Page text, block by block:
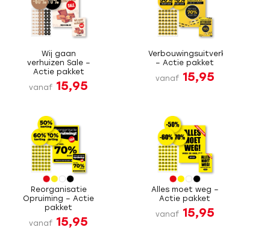
Wij gaan
verhuizen Sale –
Actie pakket
vanaf 15,95
Verbouwingsuitverkoop
– Actie pakket
vanaf 15,95
Reorganisatie
Opruiming – Actie
pakket
vanaf 15,95
Alles moet weg –
Actie pakket
vanaf 15,95